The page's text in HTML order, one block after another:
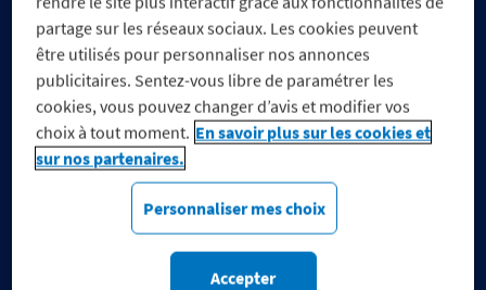
Réduisez vos dépenses, pas
vos engagements
partage sur les réseaux sociaux. Les cookies peuvent
être utilisés pour personnaliser nos annonces
publicitaires. Sentez-vous libre de paramétrer les
cookies, vous pouvez changer d’avis et modifier vos
choix à tout moment. En savoir plus sur les cookies et
sur nos partenaires.
Personnaliser mes choix
Accepter